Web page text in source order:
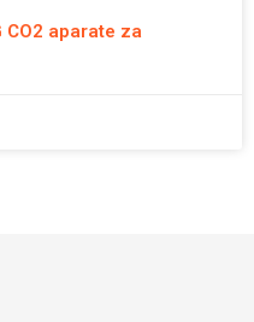
CO2 aparate za